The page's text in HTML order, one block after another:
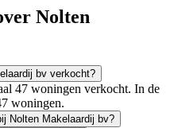
Nolten
bv verkocht?
47 woningen verkocht. In de
woningen.
Nolten Makelaardij bv?